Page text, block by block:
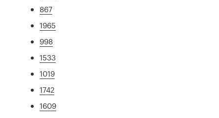
867
1965
998
1533
1019
1742
1609